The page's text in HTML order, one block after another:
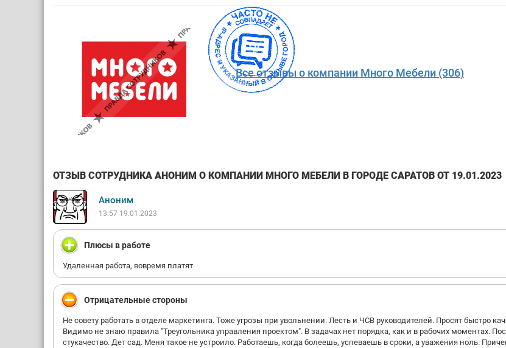
Все отзывы о компании Много Мебели (306)
ОТЗЫВ СОТРУДНИКА АНОНИМ О КОМПАНИИ МНОГО МЕБЕЛИ В ГОРОДЕ САРАТОВ ОТ 19.01.2023
Аноним
13:57 19.01.2023
Плюсы в работе
Удаленная работа, вовремя платят
Отрицательные стороны
Не совету работать в отделе маркетинга. Тоже угрозы при увольнении. Лесть и ЧСВ руководителей. Просят быстро
Видимо не знаю правила "Треугольника управления проектом". В задачах нет порядка, как и в рабочих моментах.
стукачество. Дет сад. Меня такое не устроило. Работаешь, когда болеешь, успеваешь в сроки, а уважения ноль.